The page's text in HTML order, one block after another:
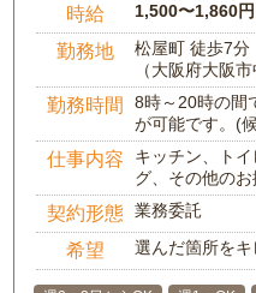
時給 1,500〜1,860円
勤務地
松屋町 徒歩7分
（大阪府大阪
勤務時間
8時～20時の間
が可能です。(
仕事内容
キッチン、ト
グ、その他のお
契約形態 業務委託
希望 選んだ箇所を